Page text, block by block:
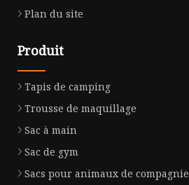
Plan du site
Produit
Tapis de camping
Trousse de maquillage
Sac à main
Sac de gym
Sacs pour animaux de compagnie